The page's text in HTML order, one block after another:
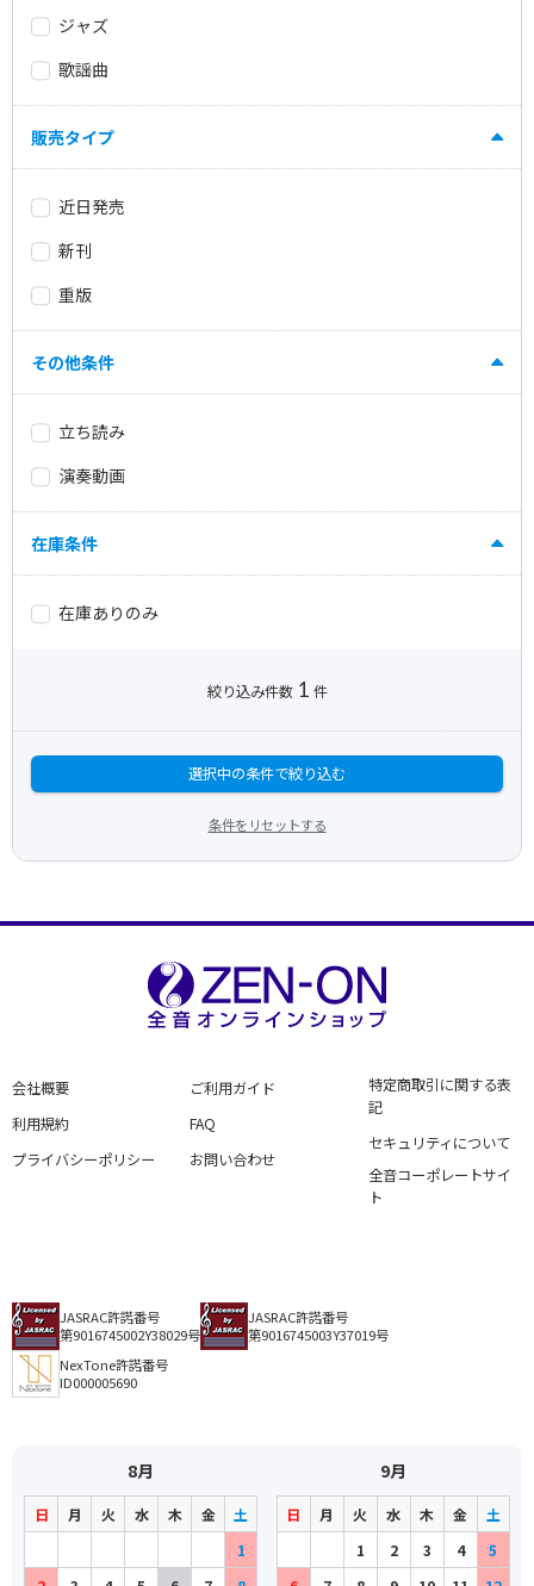
ジャズ
歌謡曲
販売タイプ
近日発売
新刊
重版
その他条件
立ち読み
演奏動画
在庫条件
在庫ありのみ
絞り込み件数 1 件
選択中の条件で絞り込む
条件をリセットする
会社概要
利用規約
プライバシーポリシー
ご利用ガイド
FAQ
お問い合わせ
特定商取引に関する表
記
セキュリティについて
全音コーポレートサイ
ト
JASRAC許諾番号
第9016745002Y38029号
JASRAC許諾番号
第9016745003Y37019号
NexTone許諾番号
ID000005690
8月
日 月 火 水 木 金
土
1
9月
日 月 火 水 木 金
土
1
2 3 4
5